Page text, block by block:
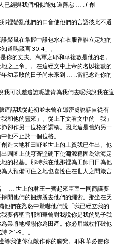
已經與我們相似能知道善惡 … ..( 創
裡變亂他們的口音使他們的言語彼此不通
聚風在掌握中誰包水在衣服裡誰立定地的
道嗎箴言 30:4」。
你的丈夫。萬軍之耶和華複數是他的名。
之上帝」。在這經文中上帝的名以複數的
幼衰敗的日子尚未來到 … ..當記念造你的
我可以差遣誰呢誰肯為我們去呢我說我在這
這話我從起初並未曾在隱密處說話自從有
和他的靈來」。從上下文看文中的「我」
卻作另一位格的謂稱。因此這是舊約另一
他不止於一個位格。
造大地和田野並世上的土質我已生出。他
圓圈上使穹蒼堅硬下使淵源穩固為滄海定
的根基。那時我在他那裡為工師日日為他
人預備可住之地也喜悅住在世人之間箴言
… 世上的君王一齊起來臣宰一同商議要
開他們的捆綁脫去他們的繩索。那坐在天
他們在烈怒中驚嚇他們說「我已經立我的
要傳聖旨耶和華曾對我說你是我的兒子我
業將地極賜你為田產。你必用鐵杖打破他
2:1-9」。
等我使你仇敵作你的腳凳。耶和華必使你